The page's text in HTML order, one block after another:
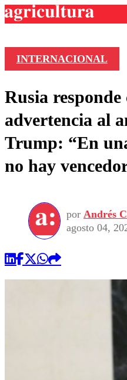
Frecuencias
Agricultura
Deportes
Colo Colo
Motor
Torneo
Torneo
Internacional
Nacional
Vida Social
Programas
Comercial
INTERNACIONAL
Rusia
advertencia al
Trump: “En
no hay
por Andrés
agosto 04,